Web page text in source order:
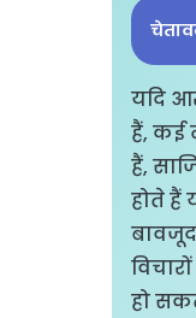
यदि
हैं, कई
हैं,
होते हैं
बावजूद
हो